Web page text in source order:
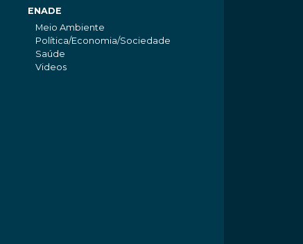
ENADE
Meio Ambiente
Política/Economia/Sociedade
Saúde
Videos